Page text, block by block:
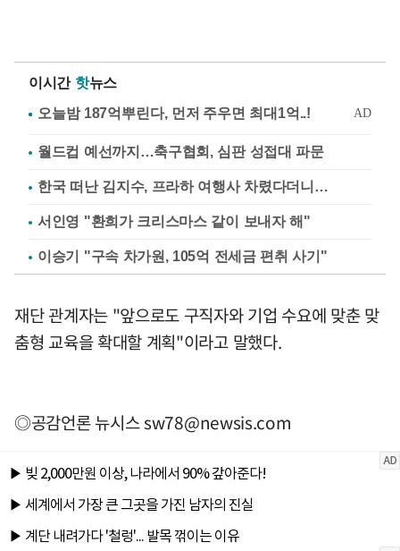
이시간 핫뉴스
월드컵 예선까지…축구협회, 심판 성접대 파문
한국 떠난 김지수, 프라하 여행사 차렸다더니…
서인영 "환희가 크리스마스 같이 보내자 해"
이승기 "구속 차가원, 105억 전세금 편취 사기"
재단 관계자는 "앞으로도 구직자와 기업 수요에 맞춘 맞
춤형 교육을 확대할 계획"이라고 말했다.
◎공감언론 뉴시스sw78@newsis.com